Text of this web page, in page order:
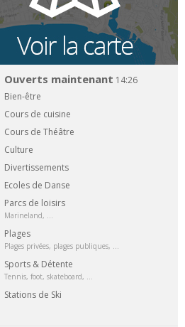
Ouverts maintenant 14:26
Bien-être
Cours de cuisine
Cours de Théâtre
Culture
Divertissements
Ecoles de Danse
Parcs de loisirs
Marineland, ...
Plages
Plages privées, plages publiques, ...
Sports & Détente
Tennis, foot, skateboard, ...
Stations de Ski